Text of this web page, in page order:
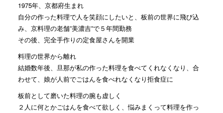
1975年、京都府生まれ
自分の作った料理で人を笑顔にしたいと、板前の世界に飛び込
み、京料理の老舗”美濃吉”で５年間勤務
その後、完全手作りの定食屋さんを開業
料理の世界から離れ
結婚数年後、旦那が私の作った料理を食べてくれなくなり、合
わせて、娘が人前でごはんを食べれなくなり拒食症に
板前として磨いた料理の腕も虚しく
２人に何とかごはんを食べて欲しく、悩みまくって料理を作っ